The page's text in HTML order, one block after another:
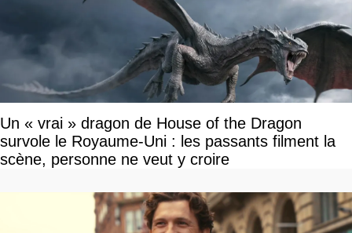
Un « vrai » dragon de House of the Dragon
survole le Royaume-Uni : les passants filment la
scène, personne ne veut y croire